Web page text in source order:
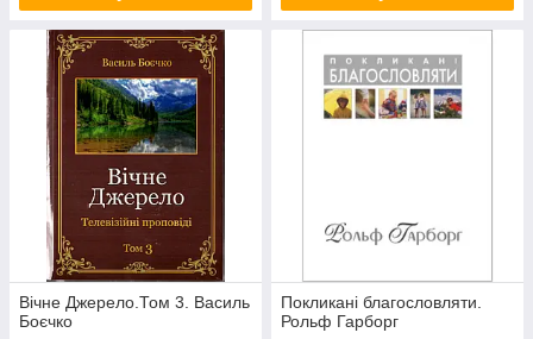
Вічне Джерело.Том 3. Василь
Боєчко
Покликані благословляти.
Рольф Гарборг